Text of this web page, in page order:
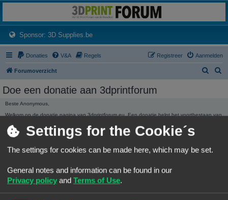
Het 3D print forum van de Benelux na de sluiting van 3dprintforum.nl
Sponsor: 3D Supplies.be(Opens a new tab)
Donaties V&A Regels Aanmelden
Registreer
Forumoverzicht
Doe een donatie aan 3dprintforum
Beste Anonymous,
Welkom op de donatie pagina van 3dprintforum.eu. Een donatie helpt het voortbestaan van
Dank, Het beheer.
3dprintforum.euSettings for the Cookie´s
The settings for cookies can be made here, which may be set.
General notes and information can be found in our
Privacy policy and Terms of Use.